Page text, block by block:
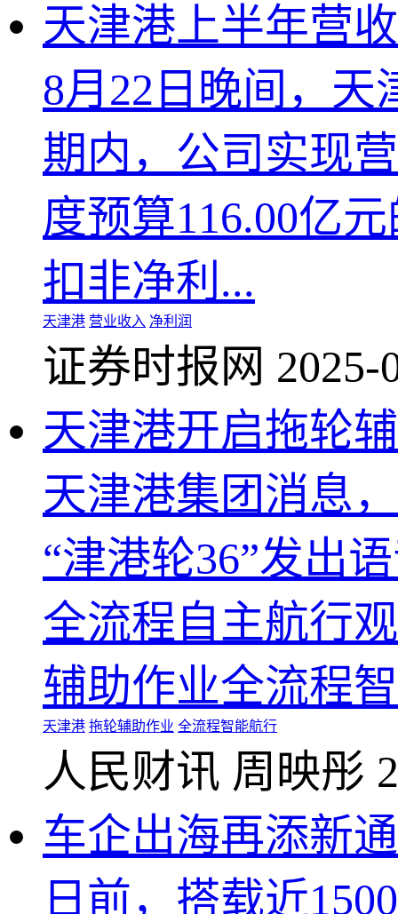
天津港上半年营
8月22日晚间，天
期内，公司实现
度预算116.00亿
扣非净利...
天津港 营业收入 净利润
证券时报网 2025-
天津港开启拖轮
天津港集团消息
“津港轮36”发出
全流程自主航行
辅助作业全流程
天津港 拖轮辅助作业 全流程智能航行
人民财讯 周映彤
车企出海再添新
日前，搭载近